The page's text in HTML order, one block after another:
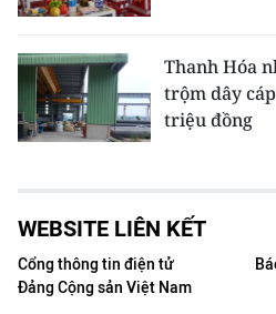
Thanh Hóa
trộm dây
triệu đồng
WEBSITE LIÊN KẾT
Cổng thông tin điện tử
Đảng Cộng sản Việt Nam